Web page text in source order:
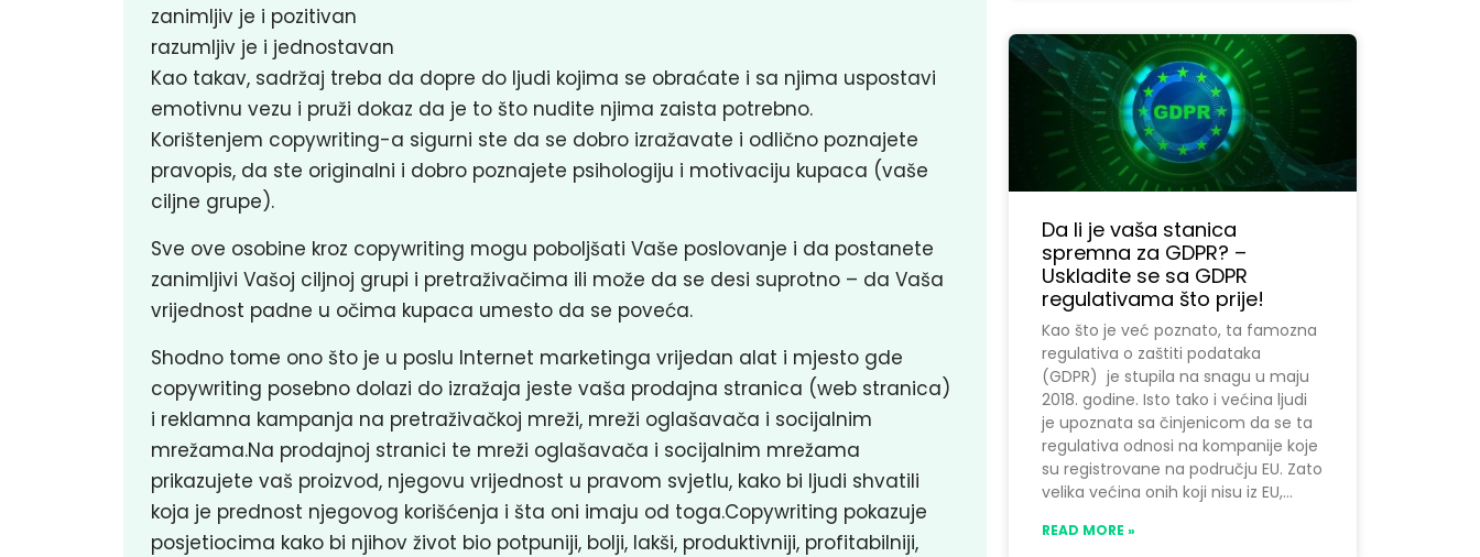
zanimljiv je i pozitivan
razumljiv je i jednostavan
Kao takav, sadržaj treba da dopre do ljudi kojima se obraćate i sa njima uspostavi
emotivnu vezu i pruži dokaz da je to što nudite njima zaista potrebno.
Korištenjem copywriting-a sigurni ste da se dobro izražavate i odlično poznajete
pravopis, da ste originalni i dobro poznajete psihologiju i motivaciju kupaca (vaše
ciljne grupe).
Sve ove osobine kroz copywriting mogu poboljšati Vaše poslovanje i da postanete
zanimljivi Vašoj ciljnoj grupi i pretraživačima ili može da se desi suprotno – da Vaša
vrijednost padne u očima kupaca umesto da se poveća.
Shodno tome ono što je u poslu Internet marketinga vrijedan alat i mjesto gde
copywriting posebno dolazi do izražaja jeste vaša prodajna stranica (web stranica)
i reklamna kampanja na pretraživačkoj mreži, mreži oglašavača i socijalnim
mrežama.Na prodajnoj stranici te mreži oglašavača i socijalnim mrežama
prikazujete vaš proizvod, njegovu vrijednost u pravom svjetlu, kako bi ljudi shvatili
koja je prednost njegovog korišćenja i šta oni imaju od toga.Copywriting pokazuje
posjetiocima kako bi njihov život bio potpuniji, bolji, lakši, produktivniji, profitabilniji,
Da li je vaša stanica
spremna za GDPR? –
Uskladite se sa GDPR
regulativama što prije!
Kao što je već poznato, ta famozna
regulativa o zaštiti podataka
(GDPR) je stupila na snagu u maju
2018. godine. Isto tako i većina ljudi
je upoznata sa činjenicom da se ta
regulativa odnosi na kompanije koje
su registrovane na području EU. Zato
velika većina onih koji nisu iz EU,
READ MORE »